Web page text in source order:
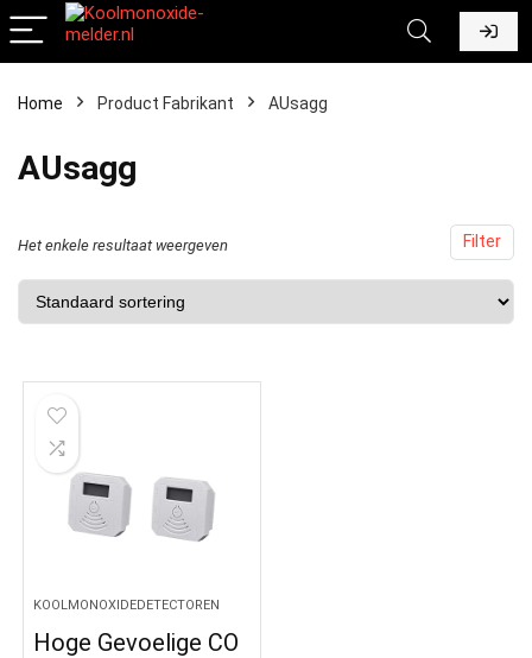
Home Product Fabrikant ‎AUsagg
‎AUsagg
Filter
Het enkele resultaat weergeven
KOOLMONOXIDEDETECTOREN
Hoge Gevoelige CO